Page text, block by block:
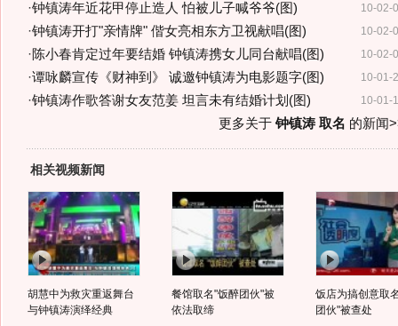
10-02-
·钟镇涛年近花甲停止造人 怕被儿子喊爷爷(图)
10-02-
·钟镇涛开打"亲情牌" 偕女亮相东方卫视献唱(图)
10-02-
·陈小春肯定过年要结婚 钟镇涛携女儿同台献唱(图)
10-01-
·谭咏麟宣传《财神到》 诚邀钟镇涛为电影题字(图)
10-01-
·钟镇涛作歌答谢女友范姜 坦言未有结婚计划(图)
更多关于 钟镇涛 取名 的新闻
相关视频新闻
胡慧中为救灾重返舞台
与钟镇涛演绎经典
餐馆取名"饭醉团伙"被
依法取缔
饭店为搞创意取
团伙"被查处